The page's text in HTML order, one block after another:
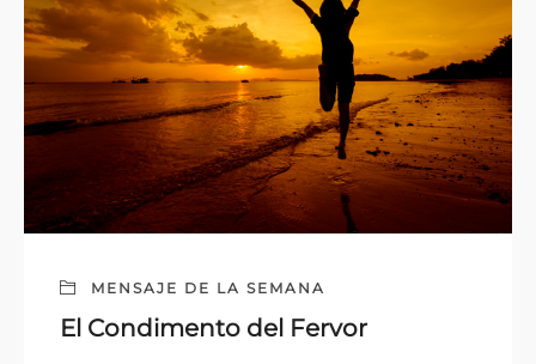
MENSAJE DE LA SEMANA
El Condimento del Fervor